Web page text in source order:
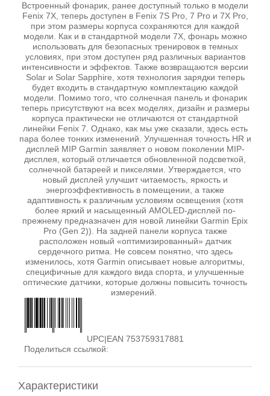
Встроенный фонарик, ранее доступный только в модели
Fenix 7X, теперь доступен в Fenix 7S Pro, 7 Pro и 7X Pro,
при этом размеры корпуса сохраняются для каждой
модели. Как и в стандартной модели 7X, фонарь можно
использовать для безопасных тренировок в темных
условиях, при этом доступен ряд различных вариантов
интенсивности и эффектов. Также возвращаются версии
Solar и Solar Sapphire, хотя технология зарядки теперь
будет входить в стандартную комплектацию каждой
модели. Помимо того, что солнечная панель и фонарик
теперь присутствуют на всех моделях, дизайн и размеры
корпуса практически не отличаются от стандартной
линейки Fenix 7. Однако, как мы уже сказали, здесь есть
пара более тонких изменений. Улучшенная точность HR и
дисплей MIP Garmin заявляет о новом поколении MIP-
дисплея, который отличается обновленной подсветкой,
солнечной батареей и пикселями. Утверждается, что
новый дисплей улучшит читаемость, яркость и
энергоэффективность в помещении, а также
адаптивность к различным условиям освещения (хотя
более яркий и насыщенный AMOLED-дисплей по-
прежнему предназначен для новой линейки Garmin Epix
Pro (Gen 2)). На задней панели корпуса также
расположен новый «оптимизированный» датчик
сердечного ритма. Не совсем понятно, что здесь
изменилось, хотя Garmin описывает новые алгоритмы,
специфичные для каждого вида спорта, и улучшенные
оптические датчики, которые должны повысить точность
измерений.
UPC|EAN 753759317881
Поделиться ссылкой:
Характеристики